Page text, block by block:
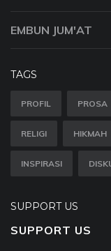
EMBUN JUM'AT
TAGS
PROFIL PROSA
RELIGI HIKMAH
INSPIRASI
SUPPORT US
SUPPORT US